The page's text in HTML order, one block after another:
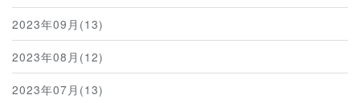
2023年09月(13)
2023年08月(12)
2023年07月(13)